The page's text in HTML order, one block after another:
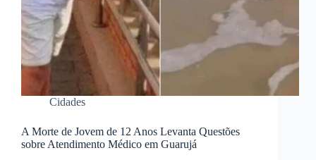
Cidades
A Morte de Jovem de 12 Anos Levanta Questões
sobre Atendimento Médico em Guarujá